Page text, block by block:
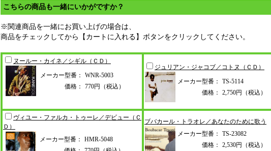
こちらの商品も一緒にいかがですか？
※関連商品を一緒にお買い上げの場合は、
商品をチェックしてから【カートに入れる】ボタンをクリックしてください。
ヌールー・カイネ／シギル（ＣＤ）
メーカー型番：
WNR-5003
価格：
770円（税込）
ジュリアン・ジャコブ／コトヌ（Ｃ Ｄ）
メーカー型番：
TS-5114
価格：
2,750円（税込）
ヴィユー・ファルカ・トゥーレ／デビュー（Ｃ
Ｄ）
メーカー型番：
HMR-5048
ブバカール・トラオレ／あなたのために歌う
メーカー型番：
TS-23082
価格：
2,530円（税込）